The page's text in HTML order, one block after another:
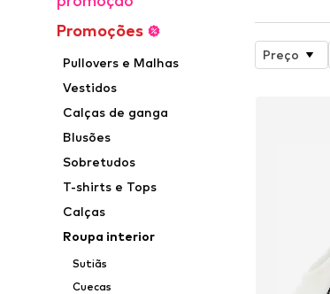
Promoções
Pullovers e Malhas
Vestidos
Calças de ganga
Blusões
Sobretudos
T-shirts e Tops
Calças
Roupa interior
Sutiãs
Cuecas
Preço